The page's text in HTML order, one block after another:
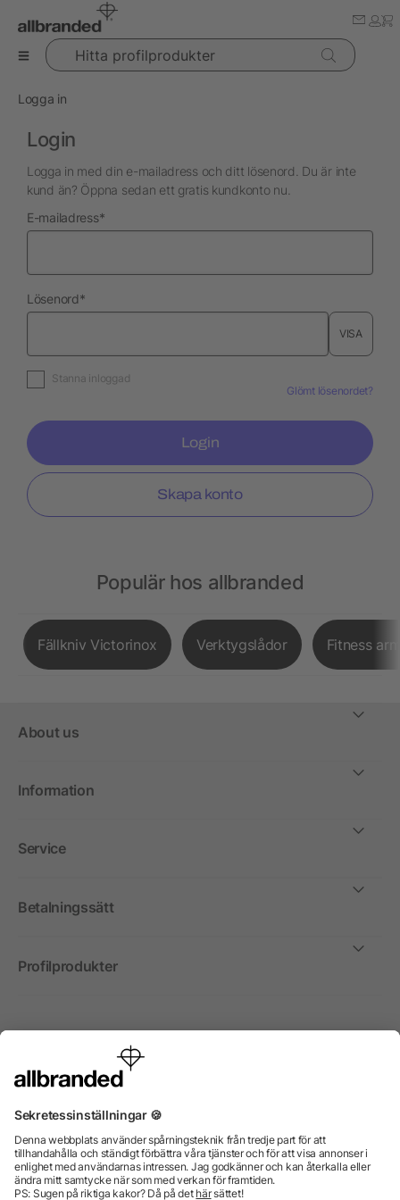
Hitta profilprodukter
Logga in
Login
Logga in med din e-mailadress och ditt lösenord. Du är inte
kund än? Öppna sedan ett gratis kundkonto nu.
E-mailadressnödvändig
*
Lösenordnödvändig
*
VISA
Stanna inloggad
Glömt lösenordet?
Login
Skapa konto
Populär hos allbranded
Fällkniv Victorinox Verktygslådor Fitness
About us
Information
Service
Betalningssätt
Profilprodukter
Internationellt